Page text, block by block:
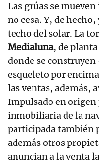
Las grúas se
no cesa. Y, de
techo del solar. La
Medialuna, de
donde se
esqueleto por
las ventas, además,
Impulsado en
inmobiliaria de la
participada también
además otros
anuncian a la venta